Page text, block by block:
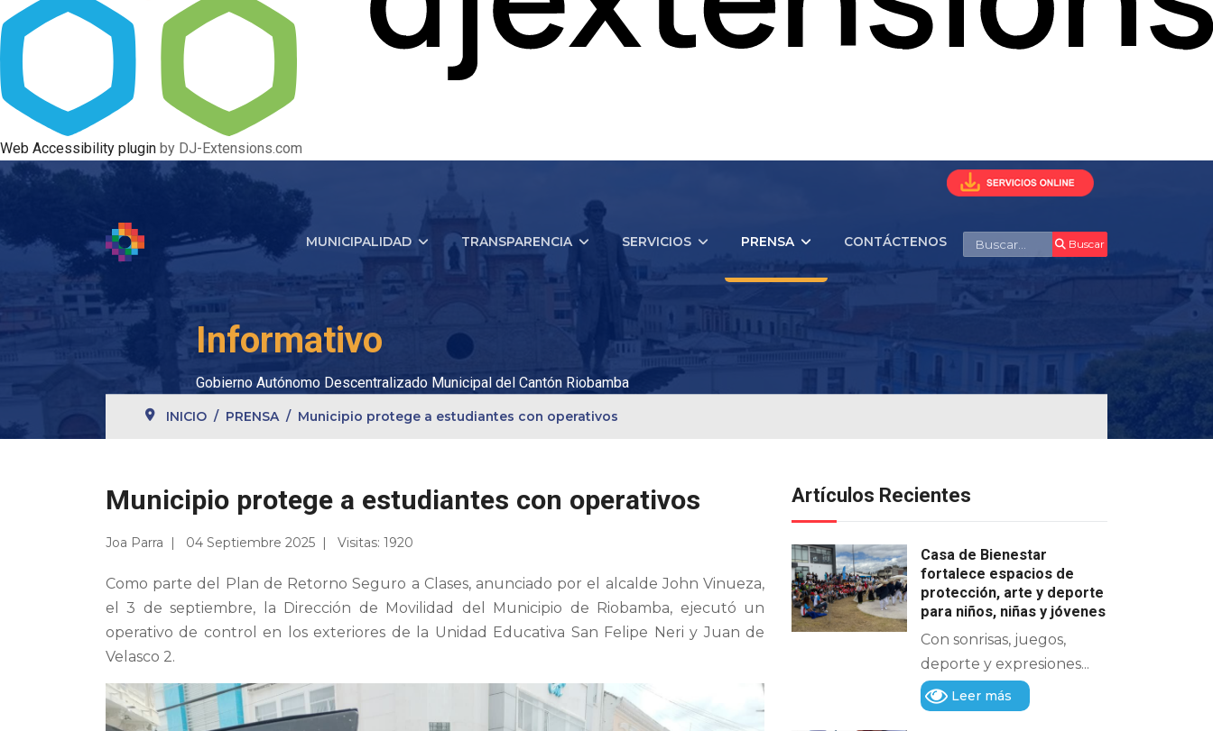
Web Accessibility plugin by DJ-Extensions.com
MUNICIPALIDAD TRANSPARENCIA SERVICIOS PRENSA CONTÁCTENOS Buscar Buscar
Informativo
Gobierno Autónomo Descentralizado Municipal del Cantón Riobamba
INICIO PRENSA Municipio protege a estudiantes con operativos
Municipio protege a estudiantes con operativos
Joa Parra 04 Septiembre 2025 Visitas: 1920
Como parte del Plan de Retorno Seguro a Clases, anunciado por el alcalde John Vinueza,
el 3 de septiembre, la Dirección de Movilidad del Municipio de Riobamba, ejecutó un
operativo de control en los exteriores de la Unidad Educativa San Felipe Neri y Juan de
Velasco 2.
Artículos Recientes
Casa de Bienestar
fortalece espacios de
protección, arte y deporte
para niños, niñas y jóvenes
Con sonrisas, juegos,
deporte y expresiones...
Leer más